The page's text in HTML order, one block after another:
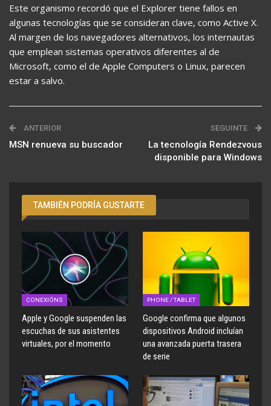
Este organismo recordó que el Explorer tiene fallos en
algunas tecnologías que se consideran clave, como Active X.
Al margen de los navegadores alternativos, los internautas
que emplean sistemas operativos diferentes al de
Microsoft, como el de Apple Computers o Linux, parecen
estar a salvo.
ANTERIOR
MSN renueva su buscador
SEGUINTE
La tecnología Rendezvous
disponible para Windows
TAMBIÉN PODRÍA GUSTARTE
CONEXIÓNS
Apple y Google suspenden las
escuchas de sus asistentes
virtuales, por el momento
PHONE / TABLET
Google confirma que algunos
dispositivos Android incluían
una avanzada puerta trasera
de serie